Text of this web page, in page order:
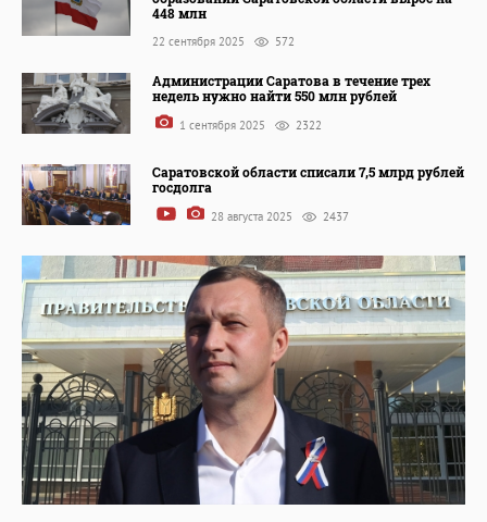
448 млн
22 сентября 2025 572
Администрации Саратова в течение трех
недель нужно найти 550 млн рублей
1 сентября 2025 2322
Саратовской области списали 7,5 млрд рублей
госдолга
28 августа 2025 2437